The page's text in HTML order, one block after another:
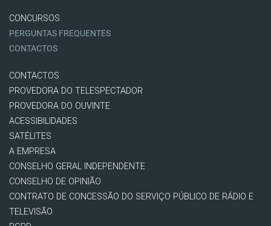
CONCURSOS
PERGUNTAS FREQUENTES
CONTACTOS
CONTACTOS
PROVEDORA DO TELESPECTADOR
PROVEDORA DO OUVINTE
ACESSIBILIDADES
SATÉLITES
A EMPRESA
CONSELHO GERAL INDEPENDENTE
CONSELHO DE OPINIÃO
CONTRATO DE CONCESSÃO DO SERVIÇO PÚBLICO DE RÁDIO E
TELEVISÃO